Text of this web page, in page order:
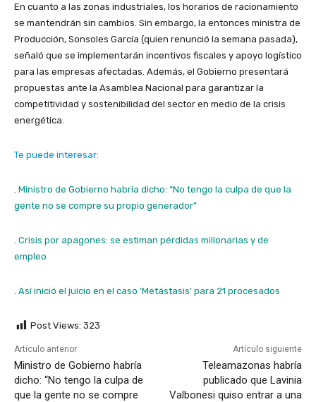
En cuanto a las zonas industriales, los horarios de racionamiento
se mantendrán sin cambios. Sin embargo, la entonces ministra de
Producción, Sonsoles García (quien renunció la semana pasada),
señaló que se implementarán incentivos fiscales y apoyo logístico
para las empresas afectadas. Además, el Gobierno presentará
propuestas ante la Asamblea Nacional para garantizar la
competitividad y sostenibilidad del sector en medio de la crisis
energética.
Te puede interesar:
Ministro de Gobierno habría dicho: “No tengo la culpa de que la
gente no se compre su propio generador”
Crisis por apagones: se estiman pérdidas millonarias y de
empleo
Así inició el juicio en el caso ‘Metástasis’ para 21 procesados
Post Views: 323
Artículo anterior
Ministro de Gobierno habría
dicho: “No tengo la culpa de
que la gente no se compre
Artículo siguiente
Teleamazonas habría
publicado que Lavinia
Valbonesi quiso entrar a una